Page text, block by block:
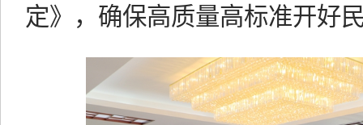
定》，确保高质量高标准开好